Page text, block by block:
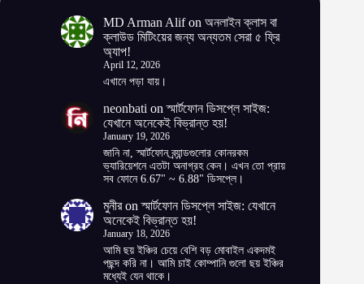
MD Arman Alifon অনলাইন ক্লাস বা
ক্লাউড মিটিংয়ের জন্য অন্যতম সেরা ৫ ফ্রি
অ্যাপ!
April 12, 2026
এখানে পড়া যায়।
neonbati onস্মার্টফোন ডিসপ্লে সাইজ:
যেখানে অনেকেই বিভ্রান্ত হয়!
January 19, 2026
জানি না, স্মার্টফোন ব্র্যান্ডগুলোর কোনরকম
ভ্যারিয়েশনে এতটা অনাগ্রহ কেন। এখন তো প্রায়
সব ফোনে 6.67" ~ 6.88" ডিসপ্লে।
মুনীরonস্মার্টফোন ডিসপ্লে সাইজ: যেখানে
অনেকেই বিভ্রান্ত হয়!
January 18, 2026
আমি ছয় ইঞ্চির চেয়ে বেশি বড় মোবাইল একদমই
পছন্দ করি না। আমি চাই কোম্পানি গুলো ছয় ইঞ্চির
মধ্যেই যেন থাকে।